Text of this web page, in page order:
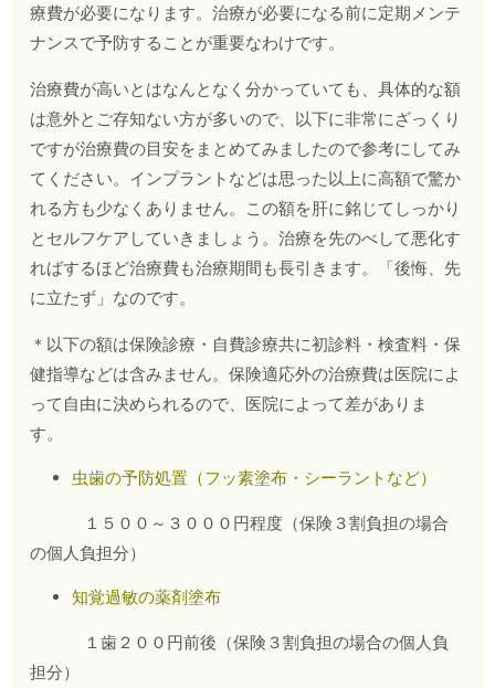
療費が必要になります。治療が必要になる前に定期メンテ
ナンスで予防することが重要なわけです。
治療費が高いとはなんとなく分かっていても、具体的な額
は意外とご存知ない方が多いので、以下に非常にざっくり
ですが治療費の目安をまとめてみましたので参考にしてみ
てください。インプラントなどは思った以上に高額で驚か
れる方も少なくありません。この額を肝に銘じてしっかり
とセルフケアしていきましょう。治療を先のべして悪化す
ればするほど治療費も治療期間も長引きます。「後悔、先
に立たず」なのです。
＊以下の額は保険診療・自費診療共に初診料・検査料・保
健指導などは含みません。保険適応外の治療費は医院によ
って自由に決められるので、医院によって差がありま
す。
虫歯の予防処置（フッ素塗布・シーラントなど）
１５００～３０００円程度（保険３割負担の場合
の個人負担分）
知覚過敏の薬剤塗布
１歯２００円前後（保険３割負担の場合の個人負
担分）